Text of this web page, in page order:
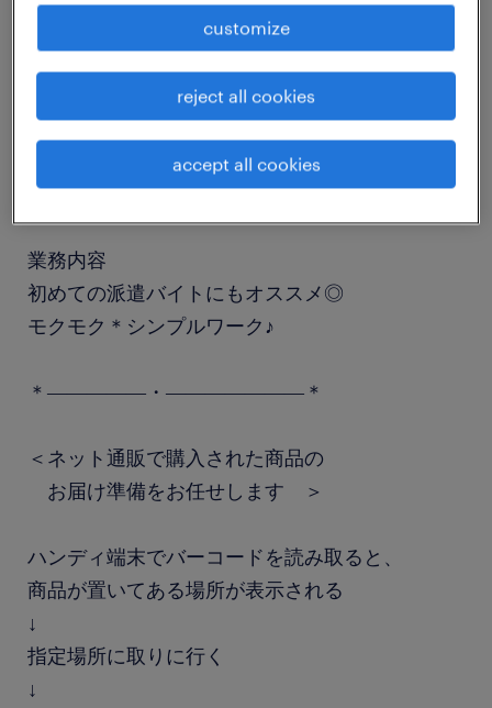
仕分け・ピッキング・梱包
長期（3ヶ月以上）
業務内容
初めての派遣バイトにもオススメ◎
モクモク＊シンプルワーク♪
＊―――――・―――――――＊
＜ネット通販で購入された商品の
お届け準備をお任せします ＞
ハンディ端末でバーコードを読み取ると、
商品が置いてある場所が表示される
↓
指定場所に取りに行く
↓
customize
reject all cookies
accept all cookies